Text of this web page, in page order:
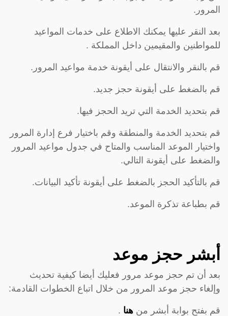
المرور.
بعد النقر عليها يمكنك الاطلاع على خدمات المواعيد
للمواطنين والمقيمين داخل المملكة .
قم بالنقر والانتقال على أيقونة خدمة مواعيد المرور.
قم بالضغط على أيقونة حجز جديد.
قم بتحديد الخدمة التي تريد الحجز فيها.
قم بتحديد الخدمة والمنطقة وقم باختيار فرع إدارة المرور
واختيار الموعد المناسب والمتاح في جدول مواعيد المرور
والضغط على أيقونة التالي.
قم بالتأكيد الحجز بالضغط على أيقونة تأكيد البيانات.
قم بطباعة تذكرة الموعد.
أبشر حجز موعد
بعد أن تم حجز موعد مرور فعليك أيضا كيفية تحديث
وإلغاء حجز موعد المرور من خلال اتباع الخطوات القادمة:
قم بفتح بوابة أبشر من هنا .